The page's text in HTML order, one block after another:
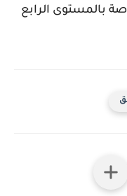
بالمستوى الرابع